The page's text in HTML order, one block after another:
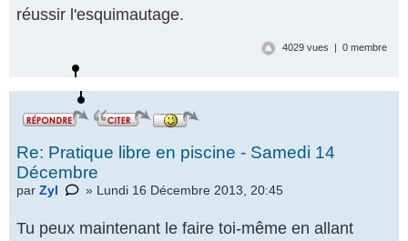
réussir l'esquimautage.
4029 vues | 0 membre
Re: Pratique libre en piscine - Samedi 14
Décembre
par Zyl » Lundi 16 Décembre 2013, 20:45
Tu peux maintenant le faire toi-même en allant